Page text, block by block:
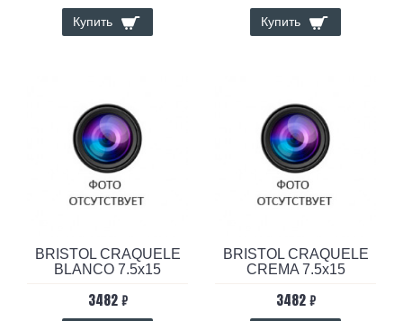
Купить Купить
BRISTOL CRAQUELE
BLANCO 7.5x15
3482 ₽
BRISTOL CRAQUELE
CREMA 7.5x15
3482 ₽